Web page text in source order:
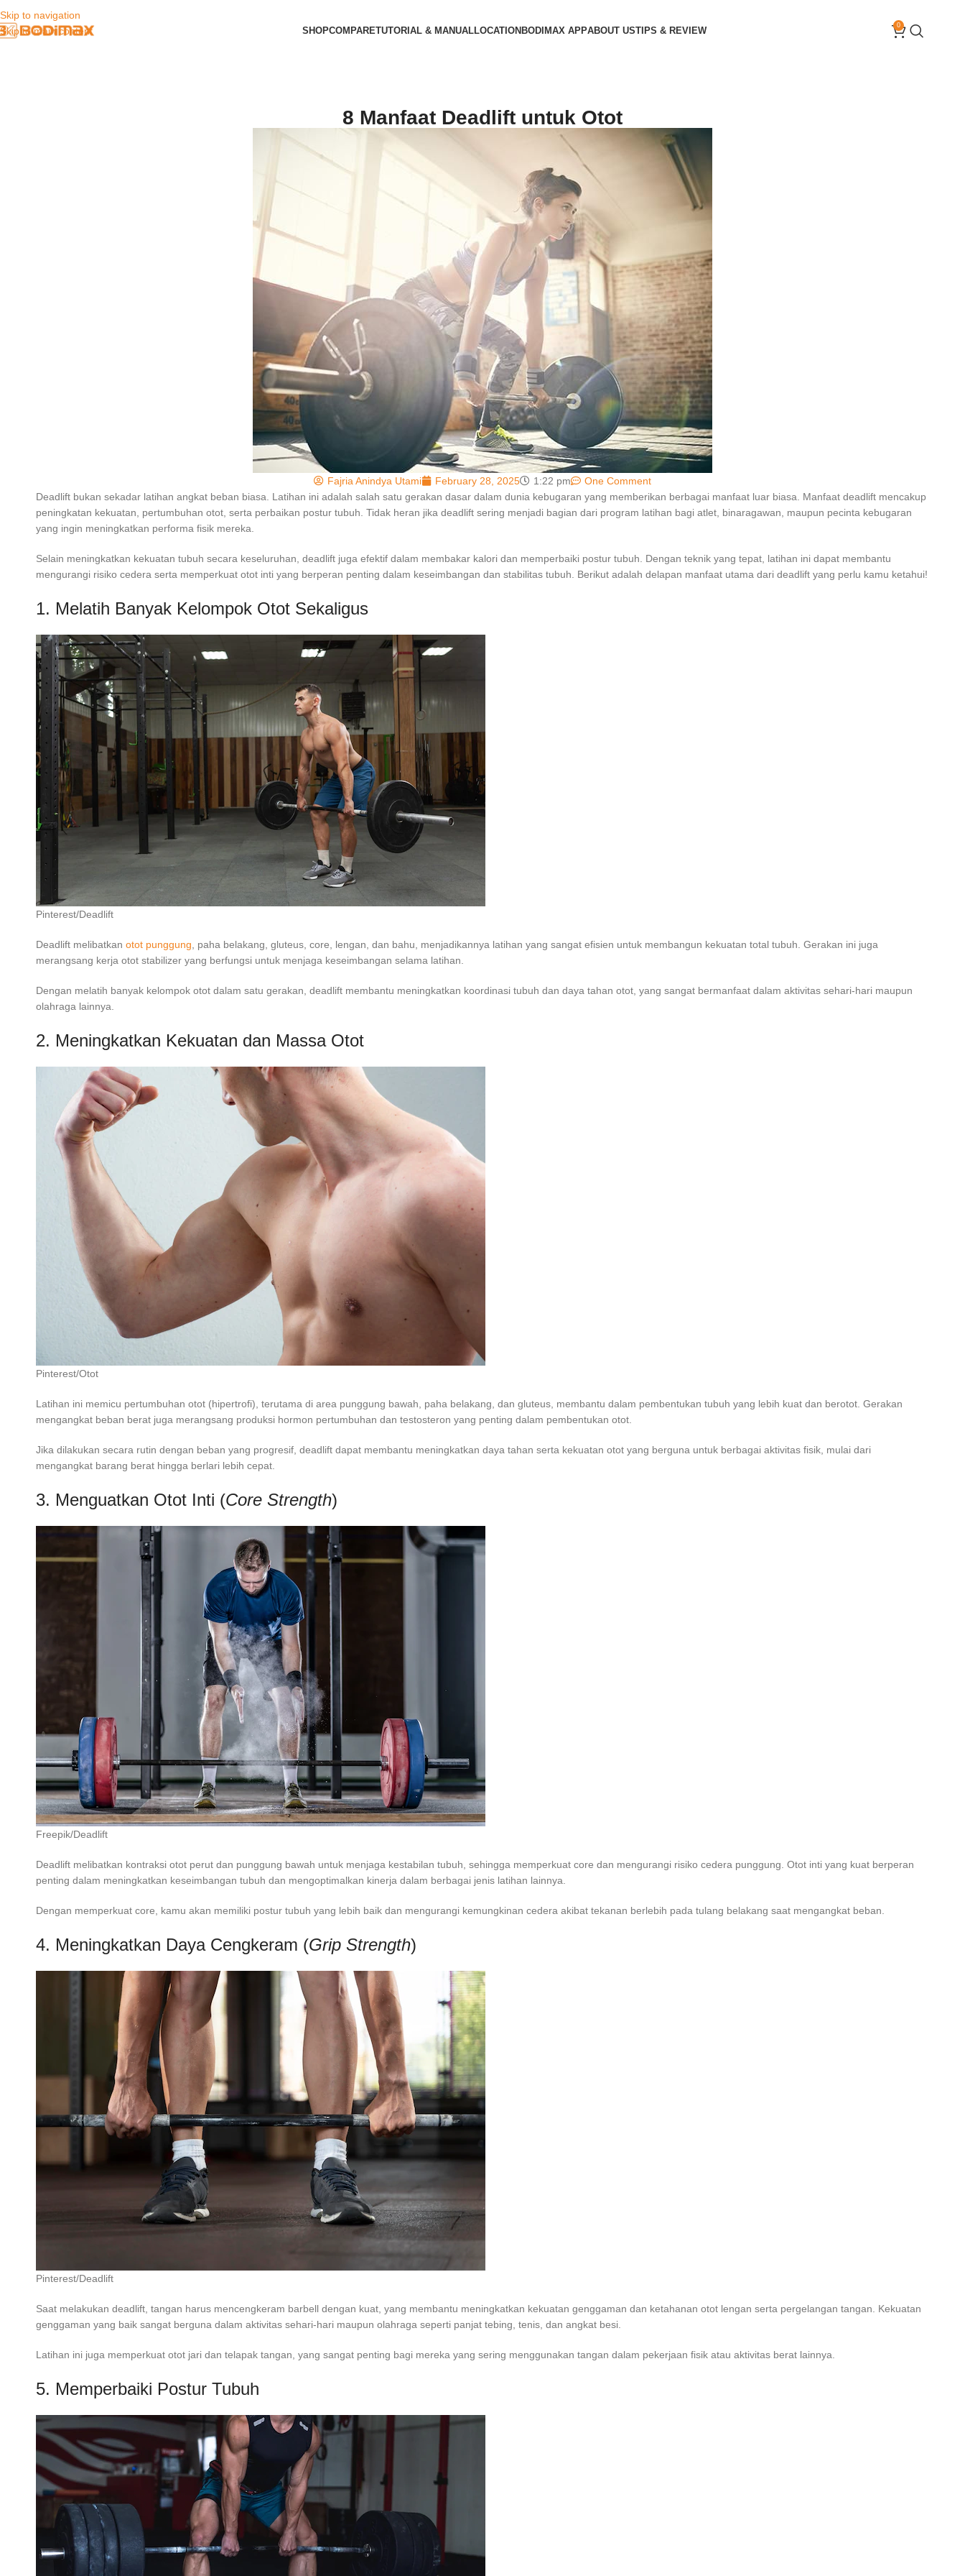
Skip to navigation
Skip to main content
SHOPCOMPARETUTORIAL & MANUALLOCATIONBODIMAX APPABOUT USTIPS & REVIEW 0
8 Manfaat Deadlift untuk Otot
Fajria Anindya Utami February 28, 2025 1:22 pm
One Comment
Deadlift bukan sekadar latihan angkat beban biasa. Latihan ini adalah salah satu gerakan dasar dalam dunia kebugaran yang memberikan berbagai manfaat luar biasa. Manfaat deadlift mencakup
peningkatan kekuatan, pertumbuhan otot, serta perbaikan postur tubuh. Tidak heran jika deadlift sering menjadi bagian dari program latihan bagi atlet, binaragawan, maupun pecinta kebugaran
yang ingin meningkatkan performa fisik mereka.
Selain meningkatkan kekuatan tubuh secara keseluruhan, deadlift juga efektif dalam membakar kalori dan memperbaiki postur tubuh. Dengan teknik yang tepat, latihan ini dapat membantu
mengurangi risiko cedera serta memperkuat otot inti yang berperan penting dalam keseimbangan dan stabilitas tubuh. Berikut adalah delapan manfaat utama dari deadlift yang perlu kamu ketahui!
1. Melatih Banyak Kelompok Otot Sekaligus
Pinterest/Deadlift
Deadlift melibatkan otot punggung , paha belakang, gluteus, core, lengan, dan bahu, menjadikannya latihan yang sangat efisien untuk membangun kekuatan total tubuh. Gerakan ini juga
merangsang kerja otot stabilizer yang berfungsi untuk menjaga keseimbangan selama latihan.
Dengan melatih banyak kelompok otot dalam satu gerakan, deadlift membantu meningkatkan koordinasi tubuh dan daya tahan otot, yang sangat bermanfaat dalam aktivitas sehari-hari maupun
olahraga lainnya.
2. Meningkatkan Kekuatan dan Massa Otot
Pinterest/Otot
Latihan ini memicu pertumbuhan otot (hipertrofi), terutama di area punggung bawah, paha belakang, dan gluteus, membantu dalam pembentukan tubuh yang lebih kuat dan berotot. Gerakan
mengangkat beban berat juga merangsang produksi hormon pertumbuhan dan testosteron yang penting dalam pembentukan otot.
Jika dilakukan secara rutin dengan beban yang progresif, deadlift dapat membantu meningkatkan daya tahan serta kekuatan otot yang berguna untuk berbagai aktivitas fisik, mulai dari
mengangkat barang berat hingga berlari lebih cepat.
3. Menguatkan Otot Inti (Core Strength)
Freepik/Deadlift
Deadlift melibatkan kontraksi otot perut dan punggung bawah untuk menjaga kestabilan tubuh, sehingga memperkuat core dan mengurangi risiko cedera punggung. Otot inti yang kuat berperan
penting dalam meningkatkan keseimbangan tubuh dan mengoptimalkan kinerja dalam berbagai jenis latihan lainnya.
Dengan memperkuat core, kamu akan memiliki postur tubuh yang lebih baik dan mengurangi kemungkinan cedera akibat tekanan berlebih pada tulang belakang saat mengangkat beban.
4. Meningkatkan Daya Cengkeram (Grip Strength)
Pinterest/Deadlift
Saat melakukan deadlift, tangan harus mencengkeram barbell dengan kuat, yang membantu meningkatkan kekuatan genggaman dan ketahanan otot lengan serta pergelangan tangan. Kekuatan
genggaman yang baik sangat berguna dalam aktivitas sehari-hari maupun olahraga seperti panjat tebing, tenis, dan angkat besi.
Latihan ini juga memperkuat otot jari dan telapak tangan, yang sangat penting bagi mereka yang sering menggunakan tangan dalam pekerjaan fisik atau aktivitas berat lainnya.
5. Memperbaiki Postur Tubuh